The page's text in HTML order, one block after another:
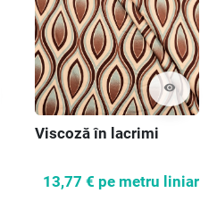
visibility
Viscoză în lacrimi
13,77 € pe metru liniar